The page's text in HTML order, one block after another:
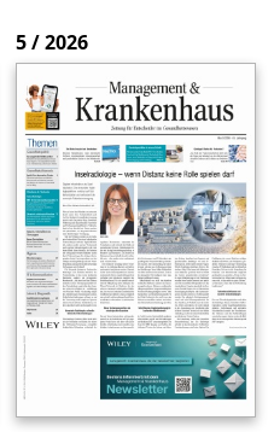
5 / 2026